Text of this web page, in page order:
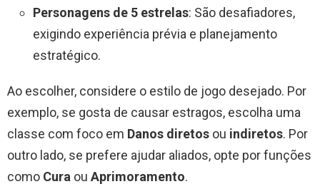
Personagens de 5 estrelas: São desafiadores,
exigindo experiência prévia e planejamento
estratégico.
Ao escolher, considere o estilo de jogo desejado. Por
exemplo, se gosta de causar estragos, escolha uma
classe com foco em Danos diretos ou indiretos. Por
outro lado, se prefere ajudar aliados, opte por funções
como Cura ou Aprimoramento.